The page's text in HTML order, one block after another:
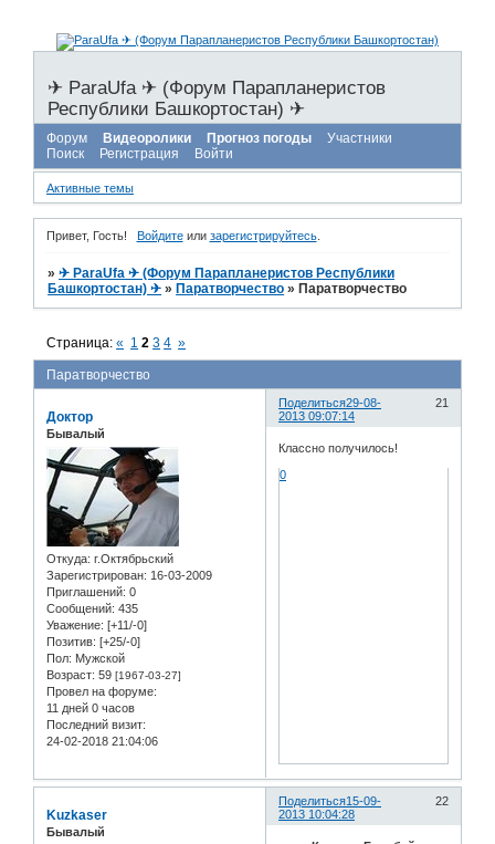
✈ ParaUfa ✈ (Форум Парапланеристов
Республики Башкортостан) ✈
Форум Видеоролики Прогноз погоды
Участники
Поиск
Регистрация Войти
Активные темы
Привет, Гость! Войдитеили зарегистрируйтесь.
»✈ ParaUfa ✈ (Форум Парапланеристов Республики
Башкортостан) ✈ » Паратворчество » Паратворчество
Паратворчество
Страница:« 1 2 3 4 »
Поделиться 21
29-08-
2013 09:07:14
Доктор
Бывалый
Откуда: г.Октябрьский
Зарегистрирован: 16-03-2009
Приглашений: 0
Сообщений: 435
Уважение: [+11/-0]
Позитив: [+25/-0]
Пол: Мужской
Возраст: 59 [1967-03-27]
Провел на форуме:
11 дней 0 часов
Последний визит:
24-02-2018 21:04:06
Классно получилось!
0
Поделиться 22
15-09-
2013 10:04:28
Kuzkaser
Бывалый